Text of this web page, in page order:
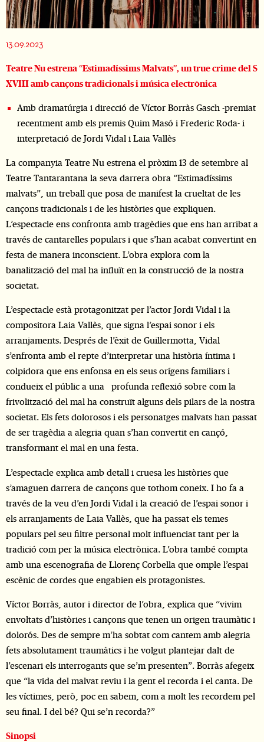
13.09.2023
Teatre Nu estrena “Estimadíssims Malvats”, un true crime del S
XVIII amb cançons tradicionals i música electrònica
Amb dramatúrgia i direcció de Víctor Borràs Gasch -premiat
recentment amb els premis Quim Masó i Frederic Roda- i
interpretació de Jordi Vidal i Laia Vallès
La companyia Teatre Nu estrena el pròxim 13 de setembre al
Teatre Tantarantana la seva darrera obra “Estimadíssims
malvats”, un treball que posa de manifest la crueltat de les
cançons tradicionals i de les històries que expliquen.
L’espectacle ens confronta amb tragèdies que ens han arribat a
través de cantarelles populars i que s’han acabat convertint en
festa de manera inconscient. L’obra explora com la
banalització del mal ha influït en la construcció de la nostra
societat.
L’espectacle està protagonitzat per l’actor Jordi Vidal i la
compositora Laia Vallès, que signa l’espai sonor i els
arranjaments. Després de l’èxit de Guillermotta, Vidal
s’enfronta amb el repte d’interpretar una història íntima i
colpidora que ens enfonsa en els seus orígens familiars i
condueix el públic a una profunda reflexió sobre com la
frivolització del mal ha construït alguns dels pilars de la nostra
societat. Els fets dolorosos i els personatges malvats han passat
de ser tragèdia a alegria quan s’han convertit en cançó,
transformant el mal en una festa.
L’espectacle explica amb detall i cruesa les històries que
s’amaguen darrera de cançons que tothom coneix. I ho fa a
través de la veu d’en Jordi Vidal i la creació de l’espai sonor i
els arranjaments de Laia Vallès, que ha passat els temes
populars pel seu filtre personal molt influenciat tant per la
tradició com per la música electrònica. L’obra també compta
amb una escenografia de Llorenç Corbella que omple l’espai
escènic de cordes que engabien els protagonistes.
Víctor Borràs, autor i director de l’obra, explica que “vivim
envoltats d’històries i cançons que tenen un origen traumàtic i
dolorós. Des de sempre m’ha sobtat com cantem amb alegria
fets absolutament traumàtics i he volgut plantejar dalt de
l’escenari els interrogants que se’m presenten”. Borràs afegeix
que “la vida del malvat reviu i la gent el recorda i el canta. De
les víctimes, però, poc en sabem, com a molt les recordem pel
seu final. I del bé? Qui se’n recorda?”
Sinopsi